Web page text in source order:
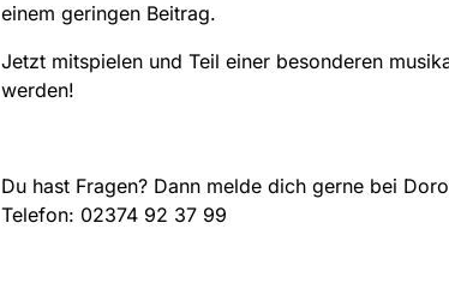
einem geringen Beitrag.
Jetzt mitspielen und Teil einer besonderen
werden!
Du hast Fragen? Dann melde dich gerne bei
Telefon: 02374 92 37 99